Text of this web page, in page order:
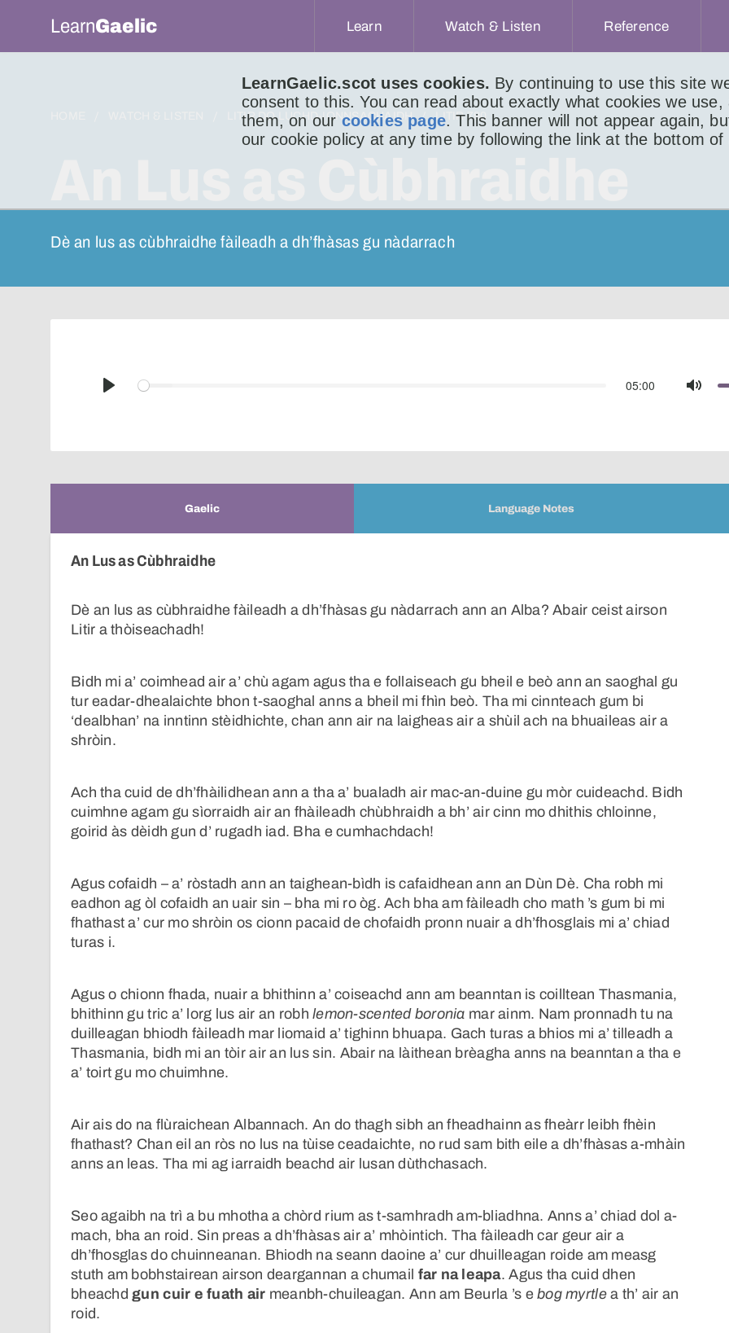
LearnGaelic.scot uses cookies. By continuing to use this site
consent to this. You can read about exactly what cookies we
them, on our cookies page. This banner will not appear again,
our cookie policy at any time by following the link at the bottom of
LearnGaelic Learn Watch & Listen Reference
LITIR DO LUCHD-IONNSACHAIDH LITIR 790
Dè an lus as cùbhraidhe fàileadh a dh’fhàsas gu nàdarrach
Play
05:00
Mute
Gaelic Language Notes
An Lus as Cùbhraidhe
Dè an lus as cùbhraidhe fàileadh a dh’fhàsas gu nàdarrach ann an Alba? Abair ceist airson
Litir a thòiseachadh!
Bidh mi a’ coimhead air a’ chù agam agus tha e follaiseach gu bheil e beò ann an saoghal gu
tur eadar-dhealaichte bhon t-saoghal anns a bheil mi fhìn beò. Tha mi cinnteach gum bi
‘dealbhan’ na inntinn stèidhichte, chan ann air na laigheas air a shùil ach na bhuaileas air a
shròin.
Ach tha cuid de dh’fhàilidhean ann a tha a’ bualadh air mac-an-duine gu mòr cuideachd. Bidh
cuimhne agam gu sìorraidh air an fhàileadh chùbhraidh a bh’ air cinn mo dhithis chloinne,
goirid às dèidh gun d’ rugadh iad. Bha e cumhachdach!
Agus cofaidh – a’ ròstadh ann an taighean-bìdh is cafaidhean ann an Dùn Dè. Cha robh mi
eadhon ag òl cofaidh an uair sin – bha mi ro òg. Ach bha am fàileadh cho math ’s gum bi mi
fhathast a’ cur mo shròin os cionn pacaid de chofaidh pronn nuair a dh’fhosglais mi a’ chiad
turas i.
Agus o chionn fhada, nuair a bhithinn a’ coiseachd ann am beanntan is coilltean Thasmania,
bhithinn gu tric a’ lorg lus air an robhlemon-scented boronia mar ainm. Nam pronnadh tu na
duilleagan bhiodh fàileadh mar liomaid a’ tighinn bhuapa. Gach turas a bhios mi a’ tilleadh a
Thasmania, bidh mi an tòir air an lus sin. Abair na làithean brèagha anns na beanntan a tha e
a’ toirt gu mo chuimhne.
Air ais do na flùraichean Albannach. An do thagh sibh an fheadhainn as fheàrr leibh fhèin
fhathast? Chan eil an ròs no lus na tùise ceadaichte, no rud sam bith eile a dh’fhàsas a-mhàin
anns an leas. Tha mi ag iarraidh beachd air lusan dùthchasach.
Seo agaibh na trì a bu mhotha a chòrd rium as t-samhradh am-bliadhna. Anns a’ chiad dol a-
mach, bha an roid. Sin preas a dh’fhàsas air a’ mhòintich. Tha fàileadh car geur air a
dh’fhosglas do chuinneanan. Bhiodh na seann daoine a’ cur dhuilleagan roide am measg
stuth am bobhstairean airson deargannan a chumail far na leapa. Agus tha cuid dhen
bheachd gun cuir e fuath air meanbh-chuileagan. Ann am Beurla ’s ebog myrtlea th’ air an
roid.